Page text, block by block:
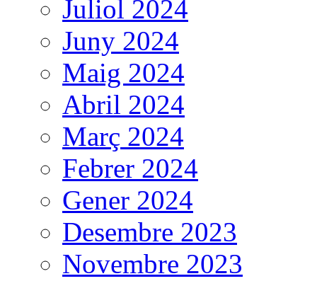
Juliol 2024
Juny 2024
Maig 2024
Abril 2024
Març 2024
Febrer 2024
Gener 2024
Desembre 2023
Novembre 2023